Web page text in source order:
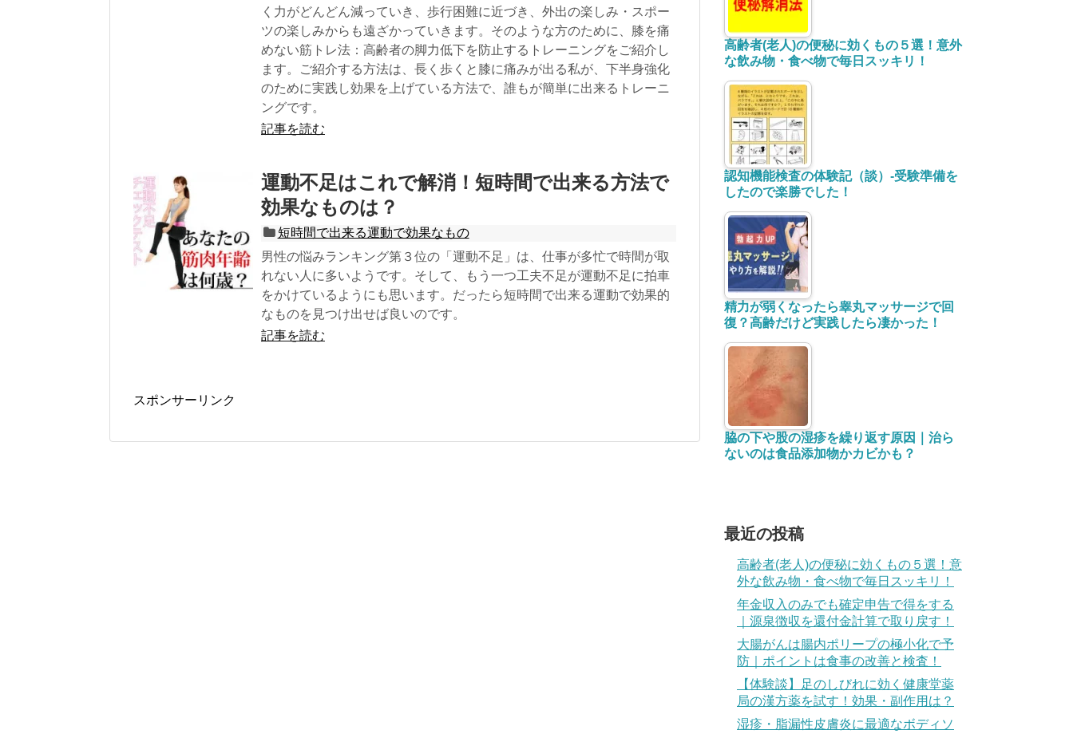
く力がどんどん減っていき、歩行困難に近づき、外出の楽しみ・スポー
ツの楽しみからも遠ざかっていきます。そのような方のために、膝を痛
めない筋トレ法：高齢者の脚力低下を防止するトレーニングをご紹介し
ます。ご紹介する方法は、長く歩くと膝に痛みが出る私が、下半身強化
のために実践し効果を上げている方法で、誰もが簡単に出来るトレーニ
ングです。
記事を読む
運動不足はこれで解消！短時間で出来る方法で
効果なものは？
短時間で出来る運動で効果なもの
男性の悩みランキング第３位の「運動不足」は、仕事が多忙で時間が取
れない人に多いようです。そして、もう一つ工夫不足が運動不足に拍車
をかけているようにも思います。だったら短時間で出来る運動で効果的
なものを見つけ出せば良いのです。
記事を読む
スポンサーリンク
高齢者(老人)の便秘に効くもの５選！意外
な飲み物・食べ物で毎日スッキリ！
認知機能検査の体験記（談）-受験準備を
したので楽勝でした！
精力が弱くなったら睾丸マッサージで回
復？高齢だけど実践したら凄かった！
脇の下や股の湿疹を繰り返す原因｜治ら
ないのは食品添加物かカビかも？
最近の投稿
高齢者(老人)の便秘に効くもの５選！意
外な飲み物・食べ物で毎日スッキリ！
年金収入のみでも確定申告で得をする
｜源泉徴収を還付金計算で取り戻す！
大腸がんは腸内ポリープの極小化で予
防｜ポイントは食事の改善と検査！
【体験談】足のしびれに効く健康堂薬
局の漢方薬を試す！効果・副作用は？
湿疹・脂漏性皮膚炎に最適なボディソ